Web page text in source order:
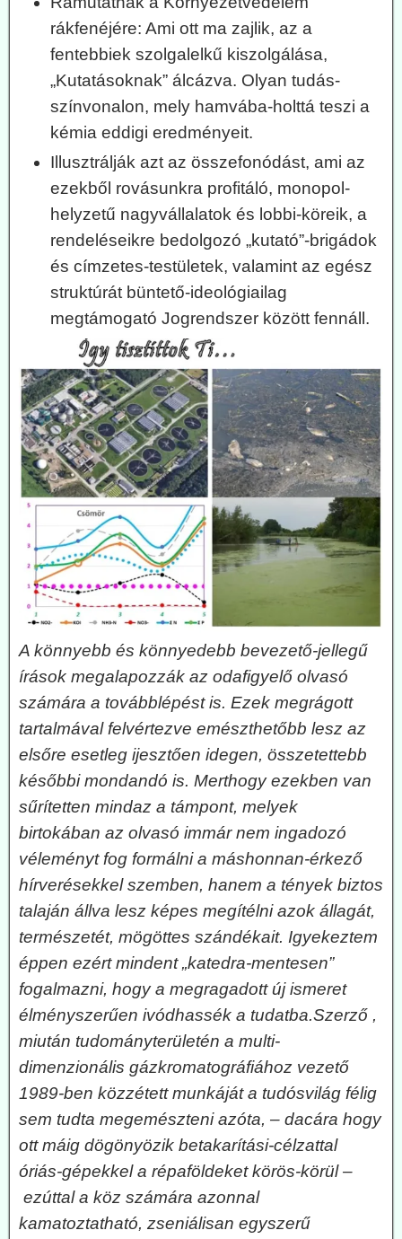
rákfenéjére: Ami ott ma zajlik, az a
fentebbiek szolgalelkű kiszolgálása,
„Kutatásoknak” álcázva. Olyan tudás-
színvonalon, mely hamvába-holttá teszi a
kémia eddigi eredményeit.
Illusztrálják azt az összefonódást, ami az
ezekből rovásunkra profitáló, monopol-
helyzetű nagyvállalatok és lobbi-köreik, a
rendeléseikre bedolgozó „kutató”-brigádok
és címzetes-testületek, valamint az egész
struktúrát büntető-ideológiailag
megtámogató Jogrendszer között fennáll.
A könnyebb és könnyedebb bevezető-jellegű
írások megalapozzák az odafigyelő olvasó
számára a továbblépést is. Ezek megrágott
tartalmával felvértezve emészthetőbb lesz az
elsőre esetleg ijesztően idegen, összetettebb
későbbi mondandó is. Merthogy ezekben van
sűrítetten mindaz a támpont, melyek
birtokában az olvasó immár nem ingadozó
véleményt fog formálni a máshonnan-érkező
hírverésekkel szemben, hanem a tények biztos
talaján állva lesz képes megítélni azok állagát,
természetét, mögöttes szándékait. Igyekeztem
éppen ezért mindent „katedra-mentesen”
fogalmazni, hogy a megragadott új ismeret
élményszerűen ivódhassék a tudatba.Szerző ,
miután tudományterületén a multi-
dimenzionális gázkromatográfiához vezető
1989-ben közzétett munkáját a tudósvilág félig
sem tudta megemészteni azóta, – dacára hogy
ott máig dögönyözik betakarítási-célzattal
óriás-gépekkel a répaföldeket körös-körül –
ezúttal a köz számára azonnal
kamatoztatható, zseniálisan egyszerű